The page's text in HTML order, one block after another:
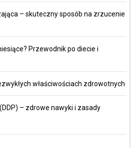
– skuteczny sposób na zrzucenie
Przewodnik po diecie i
właściwościach zdrowotnych
– zdrowe nawyki i zasady